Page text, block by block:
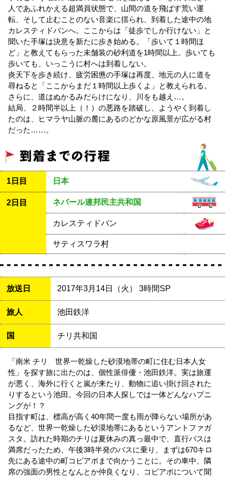
人であふれかえる超満員状態で、山間の道を飛ばす荒い運
転、そして止むことのない音楽に揺られ、到着した途中の地
カレスティドバンへ。ここからは「徒歩でしか行けない」と
聞いた手塚は決意を新たに歩き始める。「歩いて１時間ほ
ど」と教えてもらった未舗装の砂利道を1時間以上。歩いても
歩いても、いっこうに村へは到着しない。
炎天下を歩き続け、疲労困憊の手塚は再度、地元の人に道を
尋ねると「ここからまだ１時間以上歩くよ」と教えられる。
さらに、道はぬかるみだらけになり、川をも越え…。
結局、２時間半以上（！）の悪路を踏破し、ようやく到着し
たのは、ヒマラヤ山脈の麓にあるのどかな原風景が広がる村
だった……。
1日目 日本
2日目 ネパール連邦民主共和国
カレスティドバン
サティスワラ村
放送日 2017年3月14日（火） 3時間SP
旅人 池田鉄洋
国 チリ共和国
「南米 チリ 世界一乾燥した砂漠地帯の町に住む日本人女
性」を探す旅に出たのは、個性派俳優・池田鉄洋。実は旅運
が悪く、海外に行くと嵐が来たり、動物に追い掛け回された
りするという池田。今回の日本人探しでは一体どんなハプニ
ングが！？
目指す町は、標高が高く40年間一度も雨が降らない場所があ
るなど、世界一乾燥した砂漠地帯にあるというアントファガ
スタ。訪れた時期のチリは夏休みの真っ最中で、直行バスは
満席だったため、午後3時半発のバスに乗り、まずは670キロ
先にある途中の町コピアポまで向かうことに。その車中、隣
席の強面の男性となんとか仲良くなり、コピアポについて聞